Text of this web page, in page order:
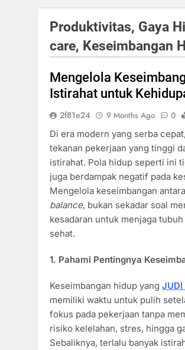
Produktivitas, Gaya
care, Keseimbangan
Mengelola
Istirahat untuk
2f81e24 9 Months Ago 0
Di era modern yang serba
tekanan pekerjaan yang tinggi
istirahat. Pola hidup seperti ini
juga berdampak negatif pada
Mengelola keseimbangan
balance, bukan sekadar soal
kesadaran untuk menjaga
sehat.
1. Pahami Pentingnya
Keseimbangan hidup yang JUDI
memiliki waktu untuk pulih
fokus pada pekerjaan tanpa
risiko kelelahan, stres, hingga
Sebaliknya, terlalu banyak